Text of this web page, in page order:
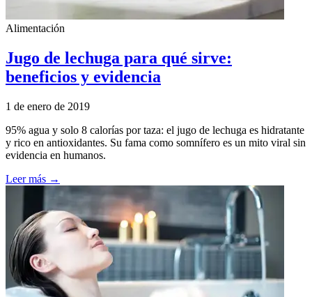
Alimentación
Jugo de lechuga para qué sirve:
beneficios y evidencia
1 de enero de 2019
95% agua y solo 8 calorías por taza: el jugo de lechuga es hidratante
y rico en antioxidantes. Su fama como somnífero es un mito viral sin
evidencia en humanos.
Leer más →